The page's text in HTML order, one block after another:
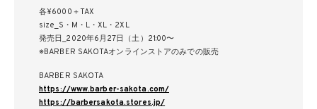
各¥6000＋TAX
size_S・M・L・XL・2XL
発売日_2020年6月27日（土）21:00〜
※BARBER SAKOTAオンラインストアのみでの販売
BARBER SAKOTA
https://www.barber-sakota.com/
https://barbersakota.stores.jp/